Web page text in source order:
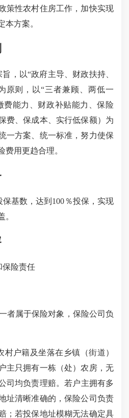
策性农村住房工作，加快实现
本方案。
，以“政府主导、财政扶持、
原则，以“三者兼顾、两低一
费能力、财政补贴能力、保险
费、保成本、实行低保额）为
一方案、统一标准，努力使保
费用更趋合理。
保基数，达到 100 ％投保，实现
。
保险责任
者属于保险对象，保险公司负
村户籍及坐落在乡镇（街道）
主只拥有一栋（处）农房，无
司均负责理赔。若户主拥有多
址清晰准确的，保险公司 负责
；若投保地址模糊无法确定具